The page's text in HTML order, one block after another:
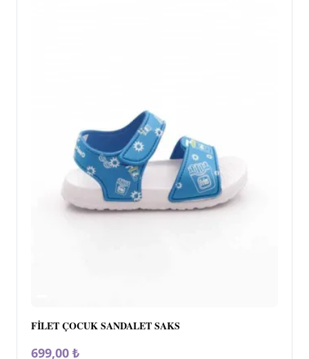
FİLET ÇOCUK SANDALET SAKS
699,00 ₺